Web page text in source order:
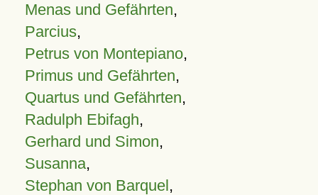
Menas und Gefährten,
Parcius,
Petrus von Montepiano,
Primus und Gefährten,
Quartus und Gefährten,
Radulph Ebifagh,
Gerhard und Simon,
Susanna,
Stephan von Barquel,